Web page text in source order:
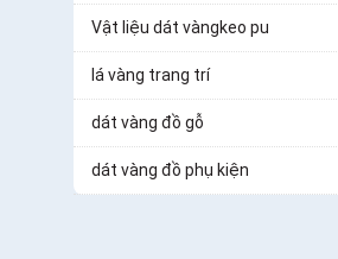
Vật liệu dát vàngkeo pu
lá vàng trang trí
dát vàng đồ gỗ
dát vàng đồ phụ kiện